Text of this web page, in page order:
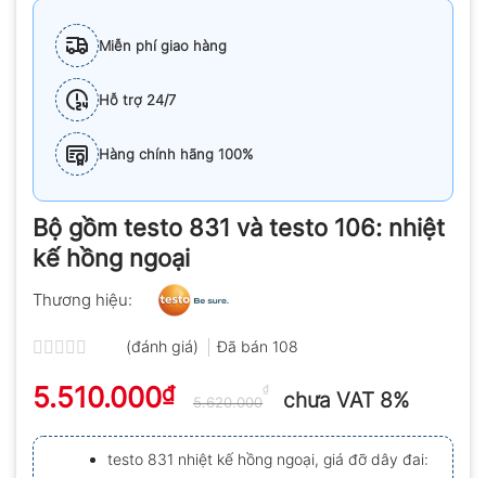
Miễn phí giao hàng
Hỗ trợ 24/7
Hàng chính hãng 100%
Bộ gồm testo 831 và testo 106: nhiệt
kế hồng ngoại
Thương hiệu:
xếp
hạng
5
sao
(đánh giá) Đã bán 108
5.510.000₫ 5.620.000
₫ chưa VAT 8%
testo 831 nhiệt kế hồng ngoại, giá đỡ dây đai: